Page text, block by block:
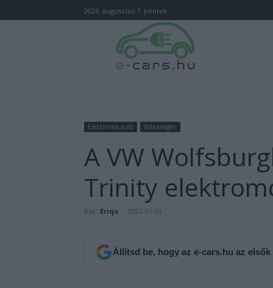
2026. augusztus 7. péntek
Elektromos autó Volkswagen
A VW
Trinity
Írta: Eriqo - 2022-03-03
Állítsd be, hogy az e-cars.hu az